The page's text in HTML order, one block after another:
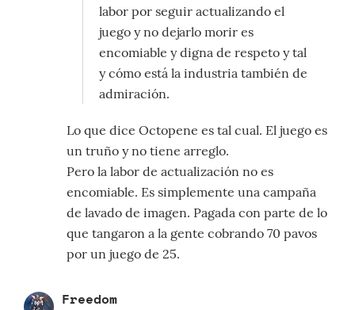
labor por seguir actualizando el
juego y no dejarlo morir es
encomiable y digna de respeto y tal
y cómo está la industria también de
admiración.
Lo que dice Octopene es tal cual. El juego es
un truño y no tiene arreglo.
Pero la labor de actualización no es
encomiable. Es simplemente una campaña
de lavado de imagen. Pagada con parte de lo
que tangaron a la gente cobrando 70 pavos
por un juego de 25.
Freedom